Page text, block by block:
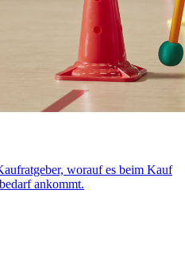
worauf es beim Kauf
ankommt.